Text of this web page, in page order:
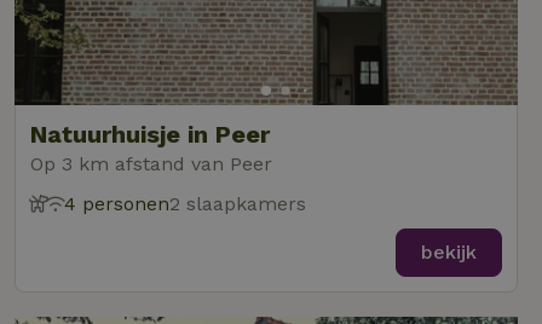
Natuurhuisje in Peer
Op 3 km afstand van Peer
4 personen2 slaapkamers
bekijk